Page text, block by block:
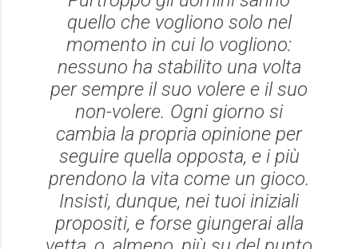
quello che vogliono solo nel
momento in cui lo vogliono:
nessuno ha stabilito una volta
per sempre il suo volere e il suo
non-volere. Ogni giorno si
cambia la propria opinione per
seguire quella opposta, e i più
prendono la vita come un gioco.
Insisti, dunque, nei tuoi iniziali
propositi, e forse giungerai alla